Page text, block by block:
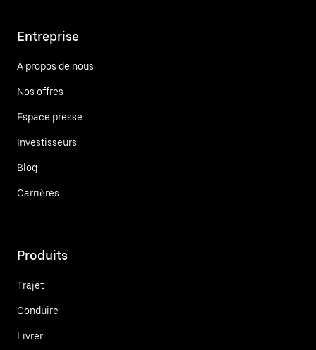
Entreprise
À propos de nous
Nos offres
Espace presse
Investisseurs
Blog
Carrières
Produits
Trajet
Conduire
Livrer